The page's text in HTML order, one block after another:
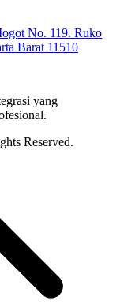
No. 119. Ruko
Barat 11510
yang
Reserved.